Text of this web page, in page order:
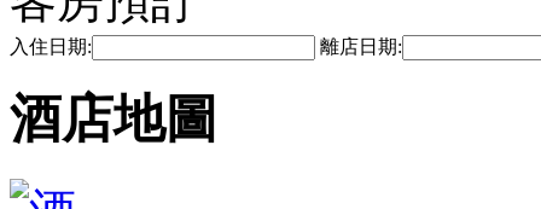
入住日期: 離店日期:
酒店地圖